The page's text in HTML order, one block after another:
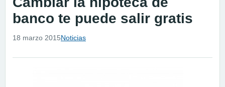
banco te puede salir gratis
18 marzo 2015Noticias